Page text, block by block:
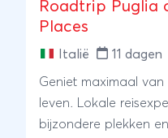
Roadtrip Puglia
Places
Italië 11 dagen
Geniet maximaal
leven. Lokale
bijzondere plekken